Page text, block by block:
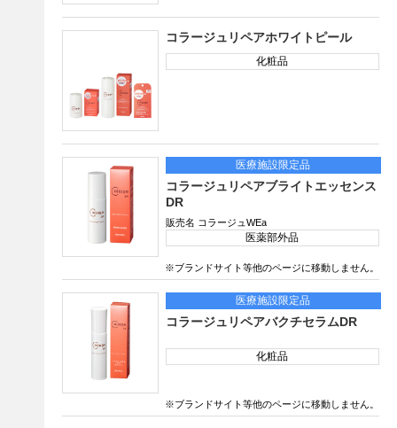
コラージュリペアホワイトピール
化粧品
医療施設限定品
コラージュリペアブライトエッセンス
DR
販売名 コラージュWEa
医薬部外品
※ブランドサイト等他のページに移動しません。
医療施設限定品
コラージュリペアバクチセラムDR
化粧品
※ブランドサイト等他のページに移動しません。